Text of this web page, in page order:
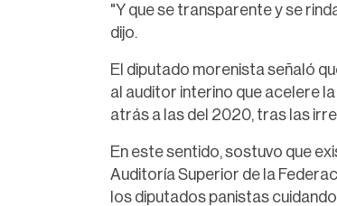
"Y que se transparente y se
dijo.
El diputado morenista señaló
al auditor interino que acelere
atrás a las del 2020, tras las
En este sentido, sostuvo que
Auditoría Superior de la
los diputados panistas